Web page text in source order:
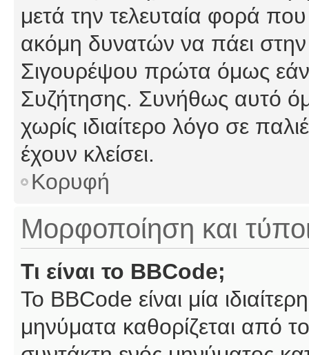
μετά την τελευταία φορά που
ακόμη δυνατών να πάει
Σιγουρέψου πρώτα όμως εάν
Συζήτησης. Συνήθως αυτό
χωρίς ιδιαίτερο λόγο σε
έχουν κλείσει.
Κορυφή
Μορφοποίηση και
Τι είναι το BBCode;
Το BBCode είναι μία
μηνύματα καθορίζεται από